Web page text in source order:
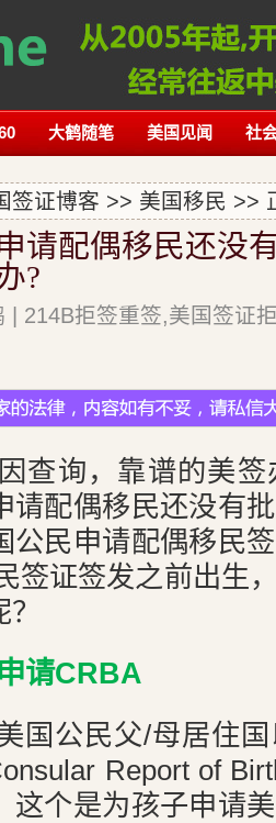
大鹤随笔 美国见闻 社
签证博客 >> 美国移民 >>
请配偶移民还没
?
| 214B拒签重签,美国签证
查询，靠谱的美
请配偶移民还没有
公民申请配偶移民
签证签发之前出生
请CRBA
国公民父/母居住
Report of
这个是为孩子申请